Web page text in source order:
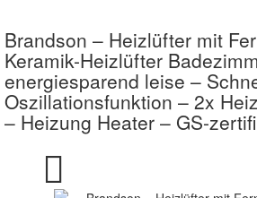
Brandson – Heizlüfter mit
Keramik-Heizlüfter
energiesparend leise –
Oszillationsfunktion – 2x
– Heizung Heater – GS-